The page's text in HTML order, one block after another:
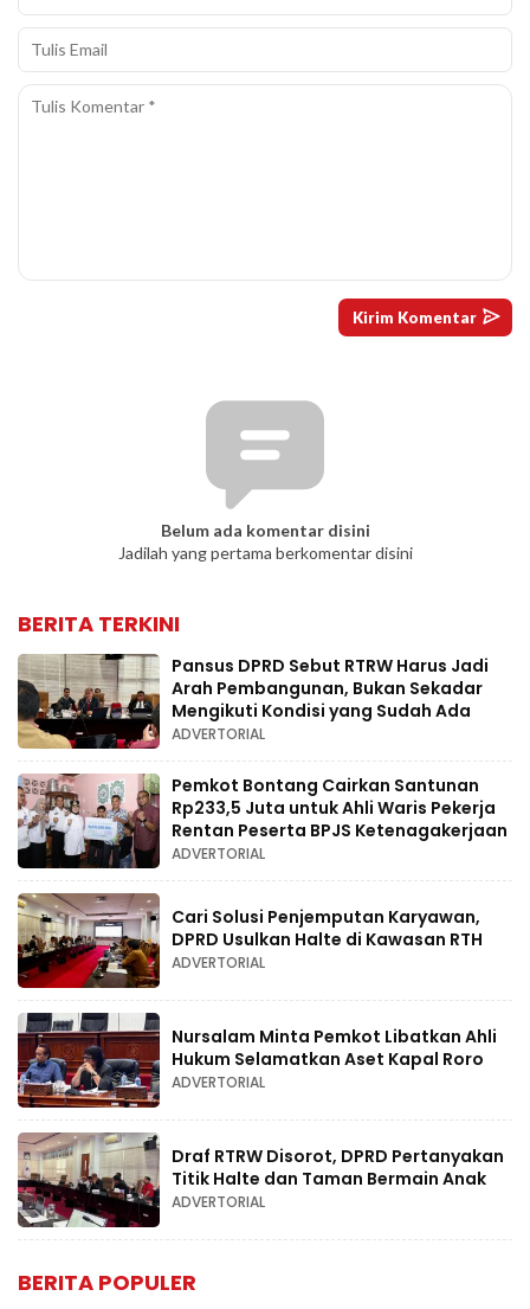
Belum ada komentar disini
Jadilah yang pertama berkomentar disini
BERITA TERKINI
Pansus DPRD Sebut RTRW Harus Jadi
Arah Pembangunan, Bukan Sekadar
Mengikuti Kondisi yang Sudah Ada
ADVERTORIAL
Pemkot Bontang Cairkan Santunan
Rp233,5 Juta untuk Ahli Waris Pekerja
Rentan Peserta BPJS Ketenagakerjaan
ADVERTORIAL
Cari Solusi Penjemputan Karyawan,
DPRD Usulkan Halte di Kawasan RTH
ADVERTORIAL
Nursalam Minta Pemkot Libatkan Ahli
Hukum Selamatkan Aset Kapal Roro
ADVERTORIAL
Draf RTRW Disorot, DPRD Pertanyakan
Titik Halte dan Taman Bermain Anak
ADVERTORIAL
BERITA POPULER